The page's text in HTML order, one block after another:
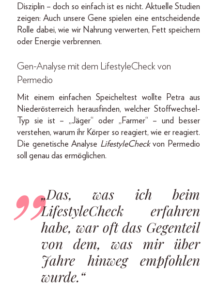
Disziplin – doch so einfach ist es nicht. Aktuelle Studien
zeigen: Auch unsere Gene spielen eine entscheidende
Rolle dabei, wie wir Nahrung verwerten, Fett speichern
oder Energie verbrennen.
Gen-Analyse mit dem LifestyleCheck von
Permedio
Mit einem einfachen Speicheltest wollte Petra aus
Niederösterreich herausfinden, welcher Stoffwechsel-
Typ sie ist – „Jäger“ oder „Farmer“ – und besser
verstehen, warum ihr Körper so reagiert, wie er reagiert.
Die genetische Analyse LifestyleCheckvon Permedio
soll genau das ermöglichen.
„Das, was ich beim
LifestyleCheck erfahren
habe, war oft das Gegenteil
von dem, was mir über
Jahre hinweg empfohlen
wurde.“